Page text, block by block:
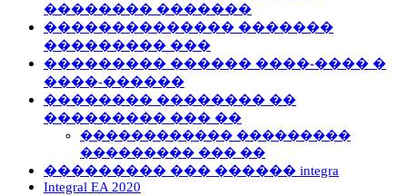
�������� �������
�������������� �������
��������� ���
��������� ������ ����-���� �
����-������
�������� �������� ��
��������� ��� ��
������������ ���������
��������� ��� ��
��������� ��� ������ integra
Integral EA 2020